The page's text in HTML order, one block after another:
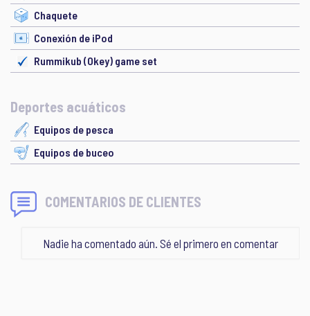
Chaquete
Conexión de iPod
Rummikub (Okey) game set
Deportes acuáticos
Equipos de pesca
Equipos de buceo
COMENTARIOS DE CLIENTES
Nadie ha comentado aún. Sé el primero en comentar